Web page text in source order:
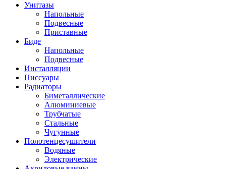
Унитазы
Напольные
Подвесные
Приставные
Биде
Напольные
Подвесные
Инсталляции
Писсуары
Радиаторы
Биметаллические
Алюминиевые
Трубчатые
Стальные
Чугунные
Полотенцесушители
Водяные
Электрические